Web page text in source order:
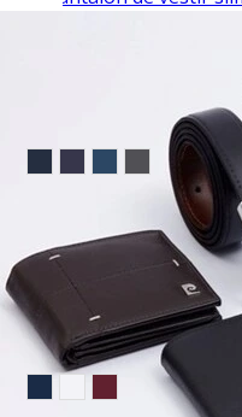
Pantalón de vestir
bolsillo oculto
TU TERCERA PRENDA GRATIS
Camiseta cuello